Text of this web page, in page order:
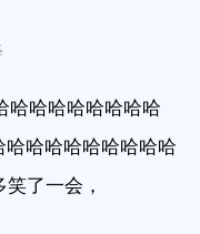
哈哈哈哈哈哈哈哈
哈哈哈哈哈哈哈哈
了一会，